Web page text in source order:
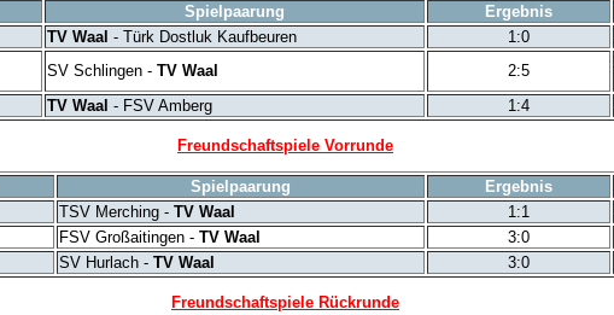
Spielpaarung Ergebnis
TV Waal - Türk Dostluk Kaufbeuren 1:0
SV Schlingen - TV Waal 2:5
TV Waal - FSV Amberg 1:4
Freundschaftspiele Vorrunde
Spielpaarung Ergebnis
TSV Merching - TV Waal 1:1
FSV Großaitingen - TV Waal
3:0
SV Hurlach - TV Waal 3:0
Freundschaftspiele Rückrunde